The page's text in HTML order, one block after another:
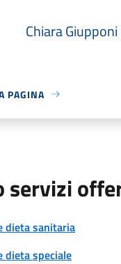
Chiara Giupponi
PAGINA
servizi
dieta sanitaria
dieta speciale